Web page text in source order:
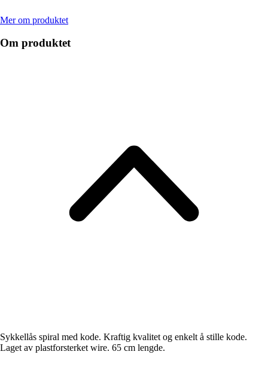
Mer om produktet
Om produktet
Sykkellås spiral med kode. Kraftig kvalitet og enkelt å stille kode.
Laget av plastforsterket wire. 65 cm lengde.